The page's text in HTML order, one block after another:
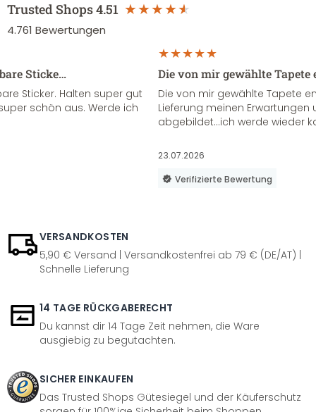
Trusted Shops4.51
4.761 Bewertungen
Sticke…
Sticker. Halten super gut
schön aus. Werde ich
Die von mir gewählte
Die von mir gewählte Tapete
Lieferung meinen Erwartungen
abgebildet...ich werde wieder
23.07.2026
Verifizierte Bewertung
VERSANDKOSTEN
5,90 € Versand | Versandkostenfrei ab 79 € (DE/AT) |
Schnelle Lieferung
14 TAGE RÜCKGABERECHT
Du kannst dir 14 Tage Zeit nehmen, die Ware
ausgiebig zu begutachten.
SICHER EINKAUFEN
Das Trusted Shops Gütesiegel und der Käuferschutz